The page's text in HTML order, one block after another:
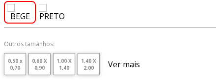
Outros tamanhos:
0,50 x
0,70
0,60 X
0,90
1,00 X
1,40
1,40 X
2,00
Ver mais
9º
tecido oxford
10º toalha mesa